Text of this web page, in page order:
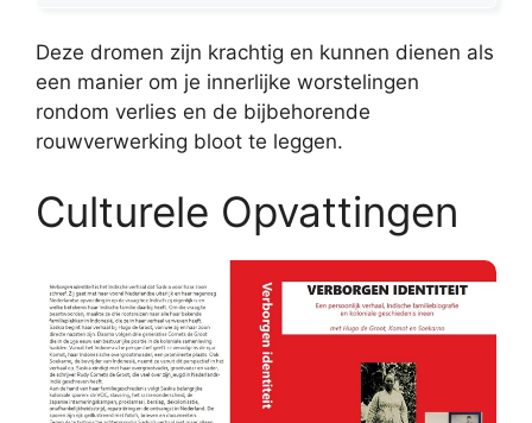
Deze dromen zijn krachtig en kunnen dienen als
een manier om je innerlijke worstelingen
rondom verlies en de bijbehorende
rouwverwerking bloot te leggen.
Culturele Opvattingen